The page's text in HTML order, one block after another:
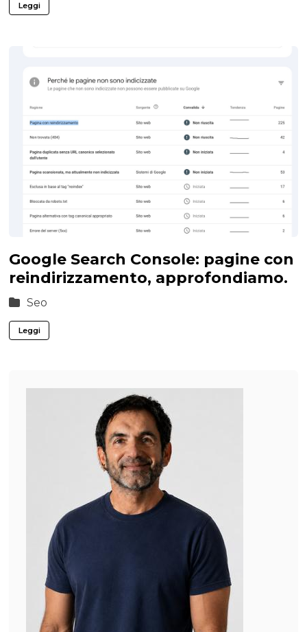
Leggi
Google Search Console: pagine con
reindirizzamento, approfondiamo.
Seo
Leggi